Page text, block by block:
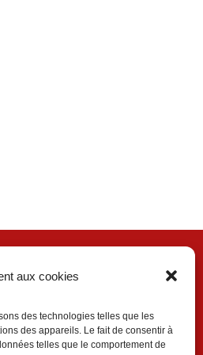
aux cookies
des technologies telles que les
des appareils. Le fait de consentir à
telles que le comportement de